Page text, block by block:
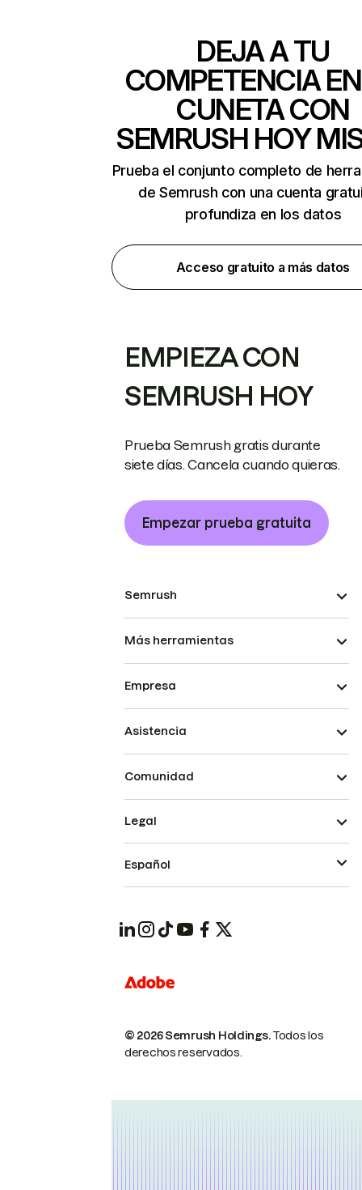
DEJA A TU
COMPETENCIA
CUNETA CON
SEMRUSH HOY
Prueba el conjunto completo de
de Semrush con una cuenta
profundiza en los datos
Acceso gratuito a más datos
EMPIEZA CON
SEMRUSH HOY
Prueba Semrush gratis durante
siete días. Cancela cuando quieras.
Empezar prueba gratuita
Semrush
Más herramientas
Empresa
Asistencia
Comunidad
© 2026 Semrush Holdings.Todos los
derechos reservados.
Legal
Español